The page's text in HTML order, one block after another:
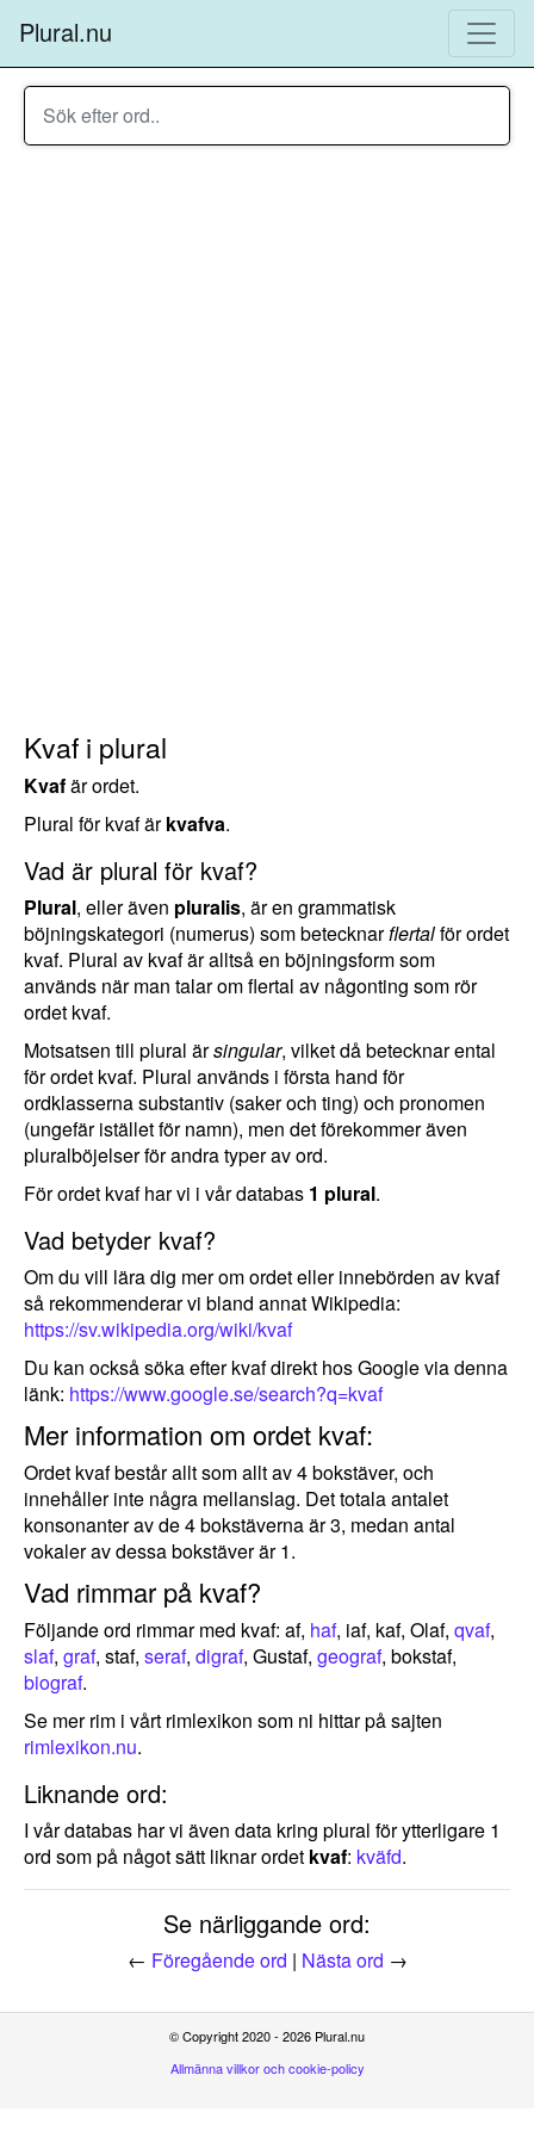
Plural.nu
Kvaf i plural
Kvafär ordet.
Plural för kvaf ärkvafva.
Vad är plural för kvaf?
Plural, eller även pluralis, är en grammatisk
böjningskategori (numerus) som betecknarflertalför ordet
kvaf. Plural av kvaf är alltså en böjningsform som
används när man talar om flertal av någonting som rör
ordet kvaf.
Motsatsen till plural ärsingular, vilket då betecknar ental
för ordet kvaf. Plural används i första hand för
ordklasserna substantiv (saker och ting) och pronomen
(ungefär istället för namn), men det förekommer även
pluralböjelser för andra typer av ord.
För ordet kvaf har vi i vår databas 1 plural.
Vad betyder kvaf?
Om du vill lära dig mer om ordet eller innebörden av kvaf
så rekommenderar vi bland annat Wikipedia:
https://sv.wikipedia.org/wiki/kvaf
Du kan också söka efter kvaf direkt hos Google via denna
länk: https://www.google.se/search?q=kvaf
Mer information om ordet kvaf:
Ordet kvaf består allt som allt av 4 bokstäver, och
innehåller inte några mellanslag. Det totala antalet
konsonanter av de 4 bokstäverna är 3, medan antal
vokaler av dessa bokstäver är 1.
Vad rimmar på kvaf?
Följande ord rimmar med kvaf: af, haf, iaf, kaf, Olaf, qvaf,
slaf, graf, staf, seraf, digraf, Gustaf, geograf, bokstaf,
biograf.
Se mer rim i vårt rimlexikon som ni hittar på sajten
rimlexikon.nu.
Liknande ord:
I vår databas har vi även data kring plural för ytterligare 1
ord som på något sätt liknar ordet kvaf: kväfd.
Se närliggande ord:
← Föregående ord | Nästa ord →
© Copyright 2020 - 2026 Plural.nu
Allmänna villkor och cookie-policy